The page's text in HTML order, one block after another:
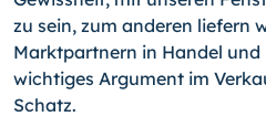
zu sein, zum anderen liefern
Marktpart­nern in Handel und
wichtiges Argument im
Schatz.